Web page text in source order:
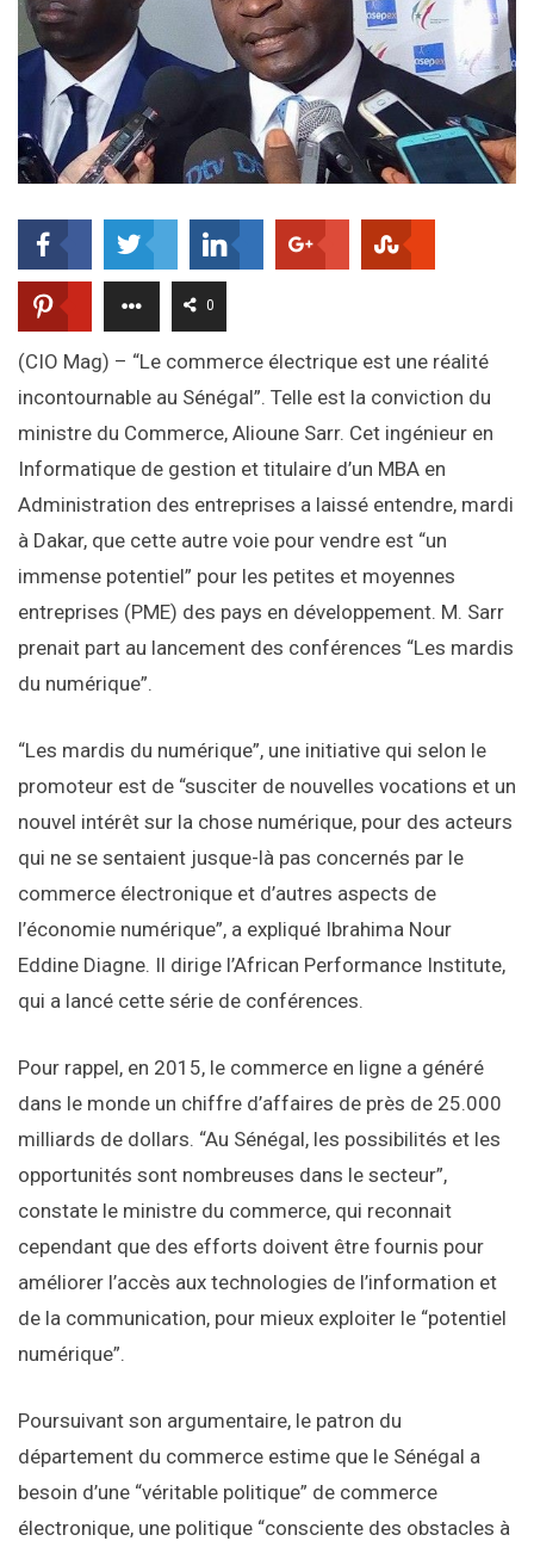
0
(CIO Mag) – “Le commerce électrique est une réalité
incontournable au Sénégal”. Telle est la conviction du
ministre du Commerce, Alioune Sarr. Cet ingénieur en
Informatique de gestion et titulaire d’un MBA en
Administration des entreprises a laissé entendre, mardi
à Dakar, que cette autre voie pour vendre est “un
immense potentiel” pour les petites et moyennes
entreprises (PME) des pays en développement. M. Sarr
prenait part au lancement des conférences “Les mardis
du numérique”.
“Les mardis du numérique”, une initiative qui selon le
promoteur est de “susciter de nouvelles vocations et un
nouvel intérêt sur la chose numérique, pour des acteurs
qui ne se sentaient jusque-là pas concernés par le
commerce électronique et d’autres aspects de
l’économie numérique”, a expliqué Ibrahima Nour
Eddine Diagne. Il dirige l’African Performance Institute,
qui a lancé cette série de conférences.
Pour rappel, en 2015, le commerce en ligne a généré
dans le monde un chiffre d’affaires de près de 25.000
milliards de dollars. “Au Sénégal, les possibilités et les
opportunités sont nombreuses dans le secteur”,
constate le ministre du commerce, qui reconnait
cependant que des efforts doivent être fournis pour
améliorer l’accès aux technologies de l’information et
de la communication, pour mieux exploiter le “potentiel
numérique”.
Poursuivant son argumentaire, le patron du
département du commerce estime que le Sénégal a
besoin d’une “véritable politique” de commerce
électronique, une politique “consciente des obstacles à